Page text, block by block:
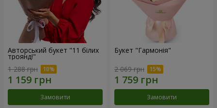
Авторський букет "11 білих
троянд!"
1 288 грн
Замовити
Букет "Гармонія"
2 069 грн
Замовити